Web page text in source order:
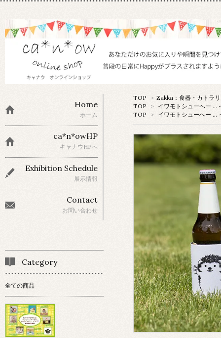
TOP > Zakka：食器・カトラ
TOP
> イワモトシューへー …
TOP
> イワモトシューへー …
Home
ホーム
ca*n*owHP
キャナウHPへ
Exhibition Schedule
展示情報
Contact
お問い合わせ
Category
全ての商品